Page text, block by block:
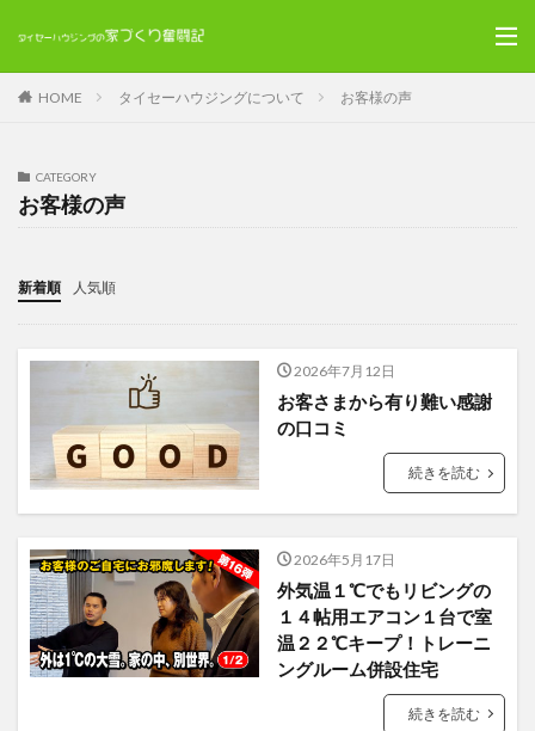
HOME タイセーハウジングについて お客様の声
CATEGORY
お客様の声
新着順 人気順
2026年7月12日
お客さまから有り難い感謝
の口コミ
続きを読む
2026年5月17日
外気温１℃でもリビングの
１４帖用エアコン１台で室
温２２℃キープ！トレーニ
ングルーム併設住宅
続きを読む